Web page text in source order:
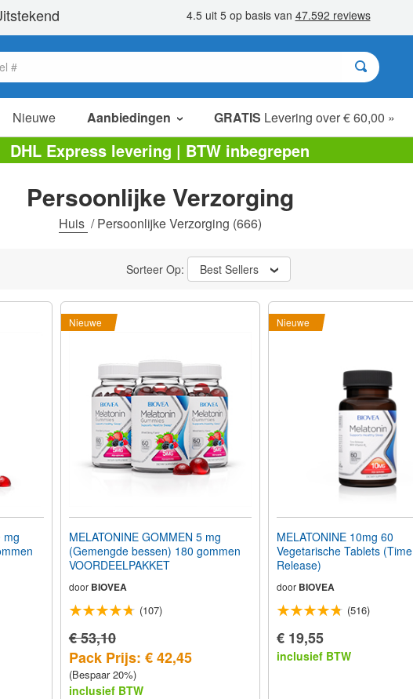
Nieuwe Aanbiedingen GRATIS Levering over € 60,00 »
verkoop items
value packs
opruiming
DHL Express levering | BTW inbegrepen
Persoonlijke Verzorging
Huis /Persoonlijke Verzorging (666)
Sorteer Op: Best Sellers
mg
Nieuwe
MELATONINE GOMMEN 5 mg
(Gemengde bessen) 180 gommen
VOORDEELPAKKET
door BIOVEA
(107)
€ 53,10
Pack Prijs: € 42,45
(Bespaar 20%)
inclusief BTW
Nieuwe
MELATONINE 10mg 60
Vegetarische Tablets (Time
Release)
door BIOVEA
(516)
€ 19,55
inclusief BTW